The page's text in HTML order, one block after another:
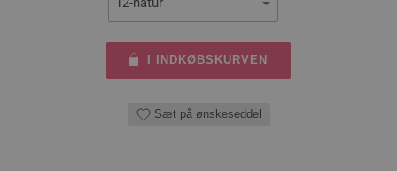
I INDKØBSKURVEN
Sæt på ønskeseddel